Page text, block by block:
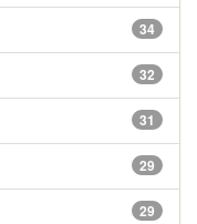
34
32
31
29
29